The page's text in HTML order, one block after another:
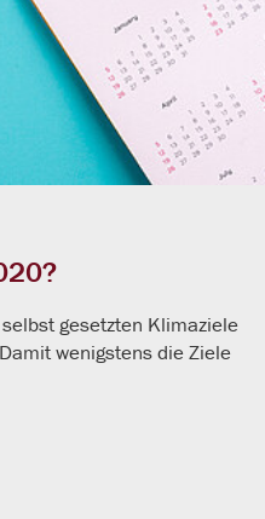
gesetzten Klimaziele
wenigstens die Ziele